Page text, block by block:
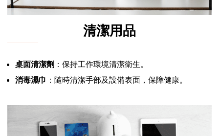
清潔用品
桌面清潔劑 ：保持工作環境清潔衛生。
消毒濕巾 ：隨時清潔手部及設備表面，保障健康。